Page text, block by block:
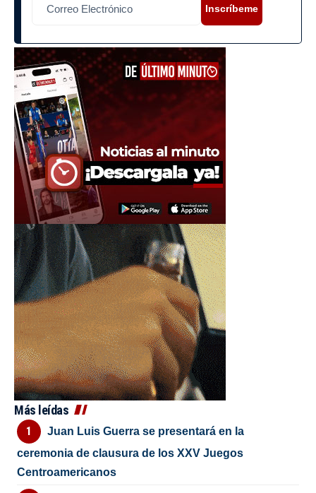
Inscríbeme
Más leídas
Juan Luis Guerra se presentará en la
ceremonia de clausura de los XXV Juegos
Centroamericanos